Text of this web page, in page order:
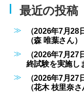
最近の投稿
（2026年7月
（森 唯葉さん）
（2026年7月
終試験を実施し
（2026年7月
（花木 枝里奈さ